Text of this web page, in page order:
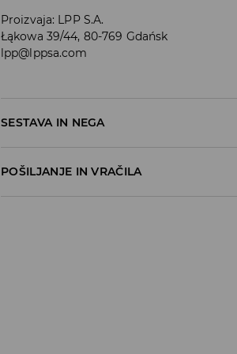
Proizvaja: LPP S.A.
Łąkowa 39/44, 80-769 Gdańsk
lpp@lppsa.com
SESTAVA IN NEGA
POŠILJANJE IN VRAČILA